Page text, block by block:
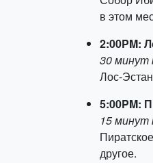
в этом
2:00PM:
30 минут
Лос-
5:00PM:
15 минут
другое.